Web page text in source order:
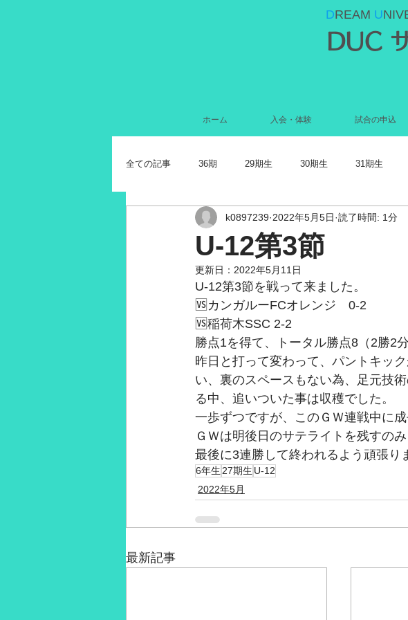
DREAM U
DUC
ホーム 入会・体験 試合の申込
全ての記事 36期 29期生 30期生 31期生
2024年7月 2022年11月 2022年5月 2022年4月
2021年11月 2021年10月
2021年2月
U-12第3節
k0897239 2022年5月5日 読了時間: 1分
更新日： 2022年5月11日
U-12第3節を戦って来ました。
🆚カンガルーFCオレンジ　0-2
🆚稲荷木SSC 2-2
勝点1を得て、トータル勝点8（2勝2
昨日と打って変わって、パントキッ
い、裏のスペースもない為、足元技
る中、追いついた事は収穫でした。
一歩ずつですが、このＧＷ連戦中に成
ＧＷは明後日のサテライトを残すのみ
最後に3連勝して終われるよう頑張り
6年生 27期生 U-12
2022年5月
最新記事